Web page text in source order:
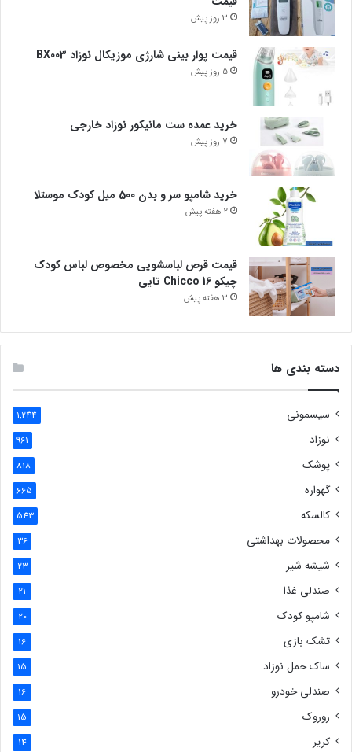
3 روز پیش
قیمت پوار بینی شارژی موزیکال نوزاد BX003
5 روز پیش
خرید عمده ست مانیکور نوزاد خارجی
7 روز پیش
خرید شامپو سر و بدن 500 میل کودک موستلا
2 هفته پیش
قیمت قرص لباسشویی مخصوص لباس کودک
چیکو Chicco 16 تایی
3 هفته پیش
دسته بندی ها
سیسمونی 1,244
نوزاد 961
پوشک 818
گهواره 665
کالسکه 543
محصولات بهداشتی 36
شیشه شیر 23
صندلی غذا 21
شامپو کودک 20
تشک بازی 16
ساک حمل نوزاد 15
صندلی خودرو 16
روروک 15
کریر 14